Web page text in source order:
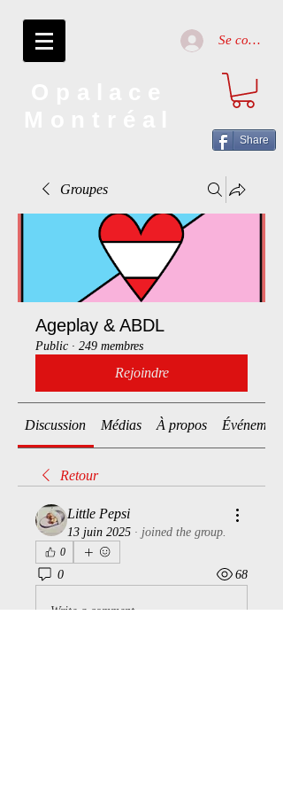
Se connecter
Share
Groupes
Ageplay & ABDL
Public · 249 membres
Rejoindre
Discussion Médias À propos Événements
Retour
Little Pepsi
13 juin 2025 · joined the group.
0
0 68
Write a comment...